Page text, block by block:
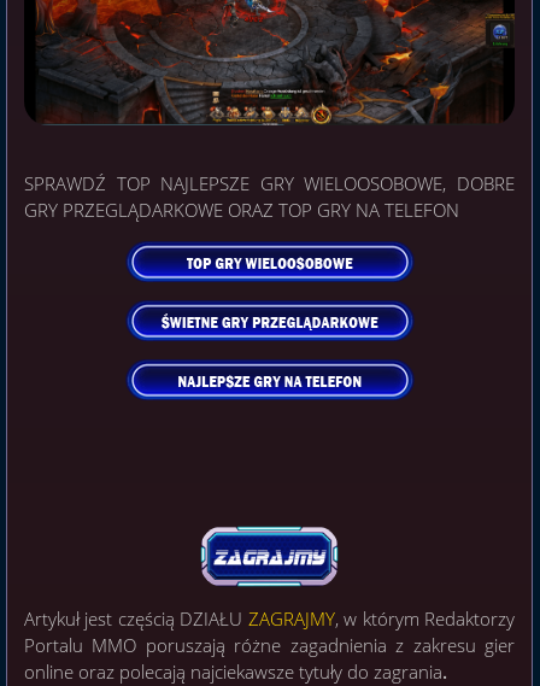
SPRAWDŹ TOP NAJLEPSZE GRY WIELOOSOBOWE, DOBRE
GRY PRZEGLĄDARKOWE ORAZ TOP GRY NA TELEFON
Artykuł jest częścią DZIAŁU ZAGRAJMY, w którym Redaktorzy
Portalu MMO poruszają różne zagadnienia z zakresu gier
online oraz polecają najciekawsze tytuły do zagrania.